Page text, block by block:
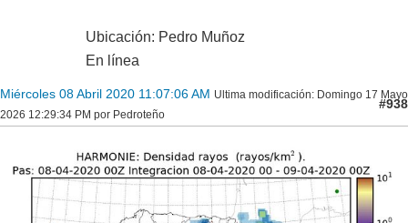
Ubicación: Pedro Muñoz
En línea
Miércoles 08 Abril 2020 11:07:06 AM Ultima modificación: Domingo 17 Mayo
2026 12:29:34 PM por Pedroteño
#938